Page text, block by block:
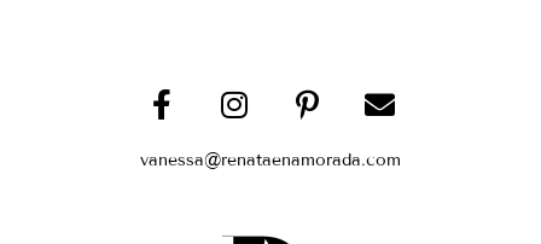
vanessa@renataenamorada.com